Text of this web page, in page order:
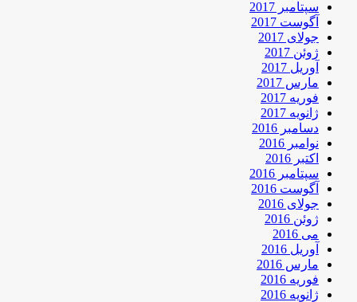
سپتامبر 2017
آگوست 2017
جولای 2017
ژوئن 2017
آوریل 2017
مارس 2017
فوریه 2017
ژانویه 2017
دسامبر 2016
نوامبر 2016
اکتبر 2016
سپتامبر 2016
آگوست 2016
جولای 2016
ژوئن 2016
می 2016
آوریل 2016
مارس 2016
فوریه 2016
ژانویه 2016